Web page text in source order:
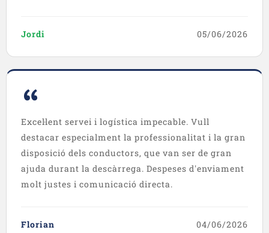
Jordi 05/06/2026
Excel·lent servei i logística impecable. Vull
destacar especialment la professionalitat i la gran
disposició dels conductors, que van ser de gran
ajuda durant la descàrrega. Despeses d'enviament
molt justes i comunicació directa.
Florian 04/06/2026